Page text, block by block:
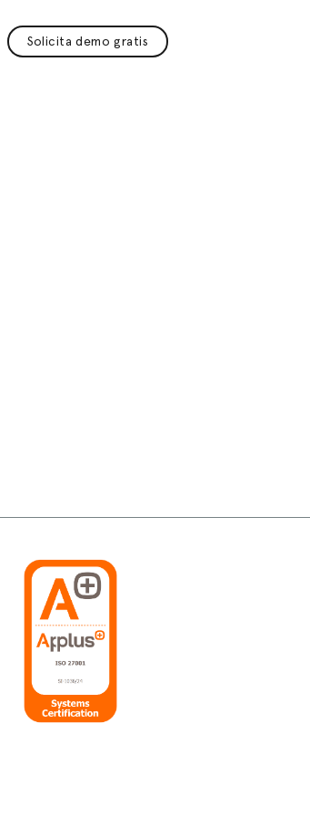
Solicita demo gratis